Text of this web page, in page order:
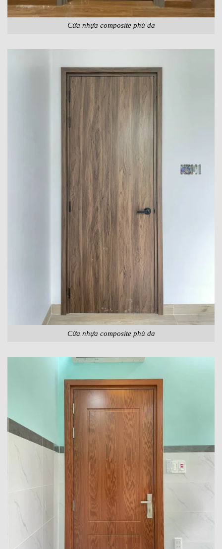
Cửa nhựa composite phủ da
Cửa nhựa composite phủ da